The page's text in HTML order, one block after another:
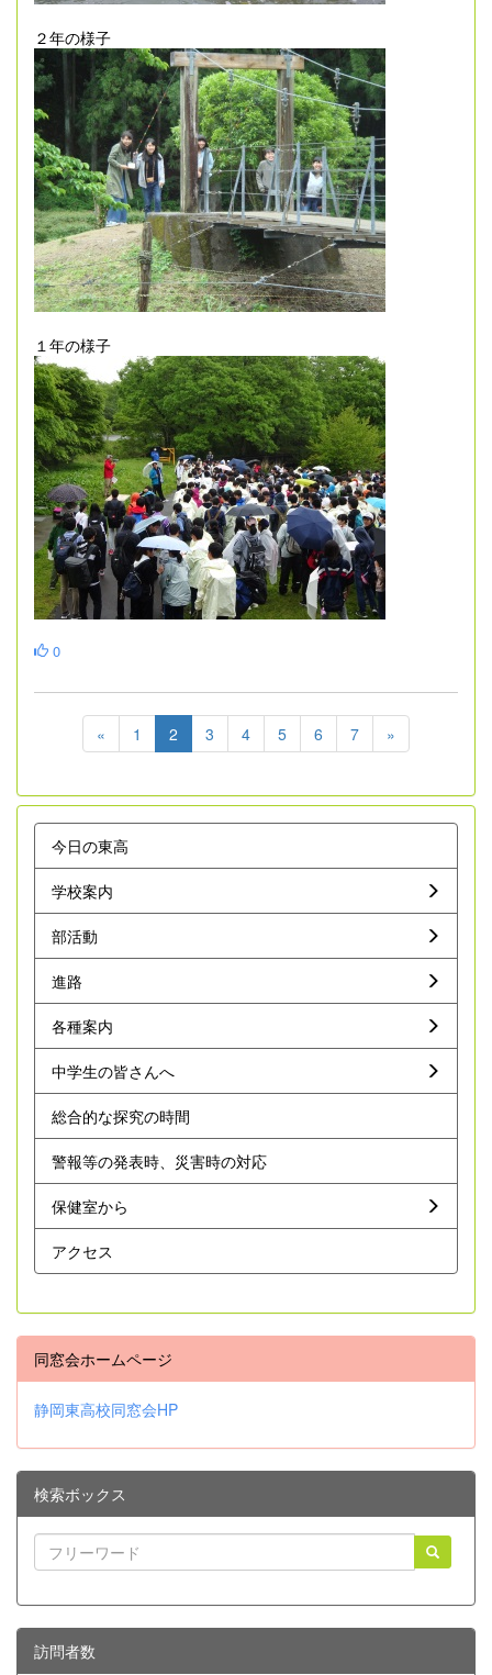
２年の様子
１年の様子
0
« 1 2 3 4 5 6 7 »
今日の東高
学校案内
部活動
進路
各種案内
中学生の皆さんへ
総合的な探究の時間
警報等の発表時、災害時の対応
保健室から
アクセス
同窓会ホームページ
静岡東高校同窓会HP
検索ボックス
訪問者数